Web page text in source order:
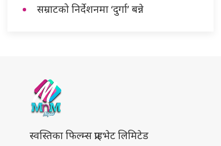
सम्राटको निर्देशनमा ‘दुर्गा’ बन्ने
स्वस्तिका फिल्म्स प्राइभेट लिमिटेड